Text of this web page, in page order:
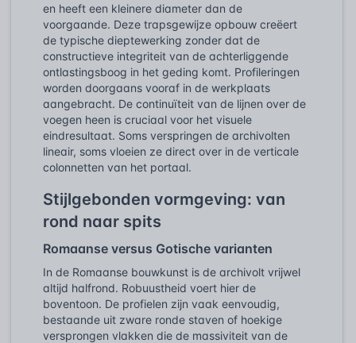
en heeft een kleinere diameter dan de
voorgaande. Deze trapsgewijze opbouw creëert
de typische dieptewerking zonder dat de
constructieve integriteit van de achterliggende
ontlastingsboog in het geding komt. Profileringen
worden doorgaans vooraf in de werkplaats
aangebracht. De continuïteit van de lijnen over de
voegen heen is cruciaal voor het visuele
eindresultaat. Soms verspringen de archivolten
lineair, soms vloeien ze direct over in de verticale
colonnetten van het portaal.
Stijlgebonden vormgeving: van
rond naar spits
Romaanse versus Gotische varianten
In de Romaanse bouwkunst is de archivolt vrijwel
altijd halfrond. Robuustheid voert hier de
boventoon. De profielen zijn vaak eenvoudig,
bestaande uit zware ronde staven of hoekige
versprongen vlakken die de massiviteit van de